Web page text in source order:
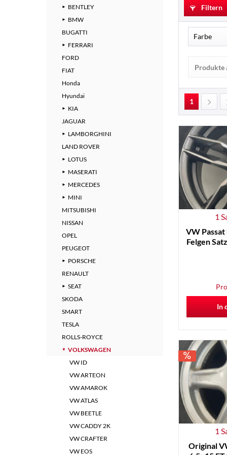
BENTLEY
BMW
BUGATTI
FERRARI
FORD
FIAT
Honda
Hyundai
KIA
JAGUAR
LAMBORGHINI
LAND ROVER
LOTUS
MASERATI
MERCEDES
MINI
MITSUBISHI
NISSAN
OPEL
PEUGEOT
PORSCHE
RENAULT
SEAT
SKODA
SMART
TESLA
ROLLS-ROYCE
VOLKSWAGEN
VW ID
VW ARTEON
VW AMAROK
VW ATLAS
VW BEETLE
VW CADDY 2K
VW CRAFTER
VW EOS
Filtern
Farbe
Silber
Weiß
Grey
Produkte
1
1
VW Passat
Felgen
In
1
Original